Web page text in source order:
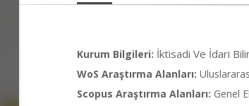
Kurum Bilgileri: İktisadi Ve İdari
WoS Araştırma Alanları:
Scopus Araştırma Alanları: Genel